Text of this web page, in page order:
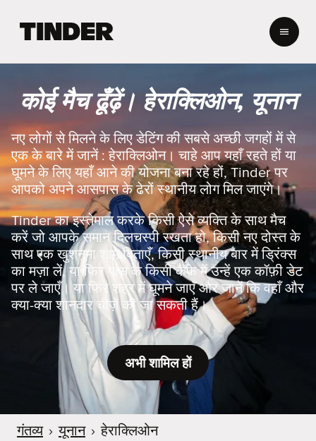
e
r
म
कोई मैच ढूँढ़ें। हेराक्लिओन, यूनान
नए लोगों से मिलने के लिए डेटिंग की सबसे अच्छी जगहों में से
एक के बारे में जानें : हेराक्लिओन। चाहे आप यहाँ रहते हों या
घूमने के लिए यहाँ आने की योजना बना रहे हों, Tinder पर
आपको अपने आसपास के ढेरों स्थानीय लोग मिल जाएंगे।
Tinder का इस्तेमाल करके किसी ऐसे व्यक्ति के साथ मैच
करें जो आपके समान दिलचस्पी रखता हो, किसी नए दोस्त के
साथ एक खुशनुमा शाम बिताएँ, किसी स्थानीय बार में ड्रिंक्स
का मज़ा लें, या फिर पास के किसी कैफ़े में उन्हें एक कॉफ़ी डेट
पर ले जाएँ। या फिर शहर में घूमने जाएँ और जानें कि वहाँ और
क्या-क्या शानदार चीज़ें की जा सकती हैं।
अभी शामिल हों
गंतव्य › यूनान › हेराक्लिओन